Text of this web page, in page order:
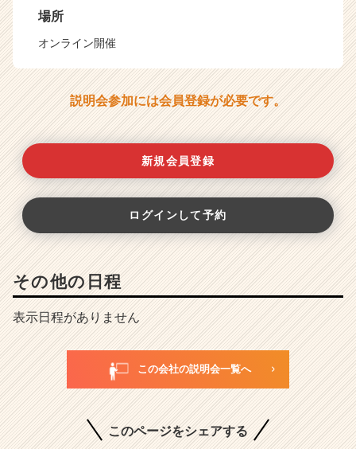
場所
オンライン開催
説明会参加には会員登録が必要です。
新規会員登録
ログインして予約
その他の日程
表示日程がありません
この会社の説明会一覧へ
このページをシェアする